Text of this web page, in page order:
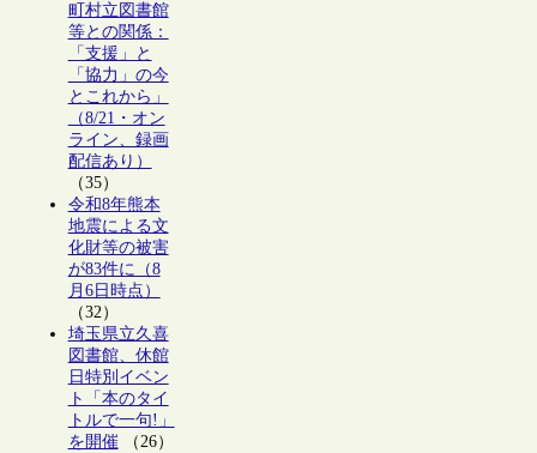
町村立図書館
等との関係：
「支援」と
「協力」の今
とこれから」
（8/21・オン
ライン、録画
配信あり）
（35）
令和8年熊本
地震による文
化財等の被害
が83件に（8
月6日時点）
（32）
埼玉県立久喜
図書館、休館
日特別イベン
ト「本のタイ
トルで一句!」
を開催（26）